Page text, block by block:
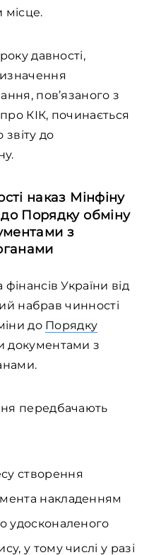
місце.
давності,
пов’язаного з
про КІК, починається
до
наказ Мінфіну
Порядку обміну
з
фінансів України від
набрав чинності
до Порядку
документами з
передбачають
створення
накладенням
удосконаленого
у тому числі у разі